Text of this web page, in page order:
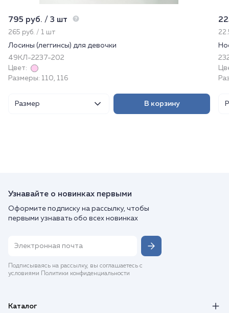
795 руб. / 3 шт
265 руб. / 1 шт
Лосины (леггинсы) для девочки
49КЛ-2237-202
Цвет:
Размеры: 110, 116
Размер В корзину
Узнавайте о новинках первыми
Оформите подписку на рассылку, чтобы
первыми узнавать обо всех новинках
Подписываясь на рассылку, вы соглашаетесь с
условиями Политики конфиденциальности
Каталог